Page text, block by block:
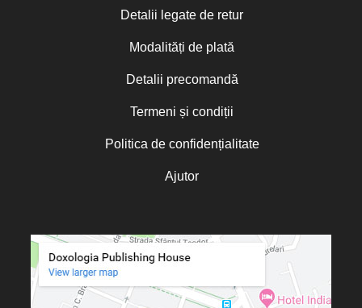
Detalii legate de retur
Modalități de plată
Detalii precomandă
Termeni și condiții
Politica de confidențialitate
Ajutor